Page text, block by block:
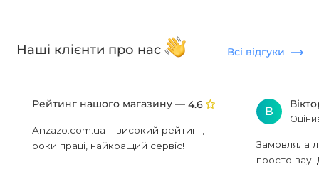
Наші клієнти про нас Всі відгуки
Рейтинг нашого магазину — 4.6
Anzazo.com.ua – високий рейтинг,
роки праці, найкращий сервіс!
В
Замовляла
просто вау!